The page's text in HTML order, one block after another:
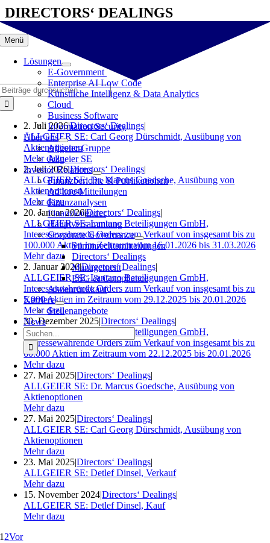
Zum
Inhalt
springen
Menü
Lösungen
E-Government
Enterprise AI Low Code
Künstliche Intelligenz & Data Analytics
Cloud
Business Software
Information Security
Über uns
Allgeier-Gruppe
Allgeier SE
Investor Relations
Finanzberichte & Publikationen
Ad hoc-Mitteilungen
Finanzanalysen
Finanzkalender
Hauptversammlung
Corporate Governance
Stimmrechtsmitteilungen
Directors‘ Dealings
Management
ESG & Compliance
Aktienrückkauf
Karriere
Stellenangebote
News
Suche
nach:
DIRECTORS‘ DEALINGS
2. Juli 2026|Directors‘ Dealings|
ALLGEIER SE: Carl Georg Dürschmidt, Ausübung von
Aktienoptionen
Mehr dazu
2. Juli 2026|Directors‘ Dealings|
ALLGEIER SE: Dr. Marcus Goedsche, Ausübung von
Aktienoptionen
Mehr dazu
20. Januar 2026|Directors‘ Dealings|
ALLGEIER SE: Lantano Beteiligungen GmbH,
Interessewahrende Orders zum Verkauf von insgesamt bis zu
100.000 Aktien im Zeitraum vom 16.01.2026 bis 31.03.2026
Mehr dazu
2. Januar 2026|Directors‘ Dealings|
ALLGEIER SE: Lantano Beteiligungen GmbH,
Interessewahrende Orders zum Verkauf von insgesamt bis zu
5.000 Aktien im Zeitraum vom 29.12.2025 bis 20.01.2026
Mehr dazu
30. Dezember 2025|Directors‘ Dealings|
ALLGEIER SE: Lantano Beteiligungen GmbH,
Interessewahrende Orders zum Verkauf von insgesamt bis zu
60.000 Aktien im Zeitraum vom 22.12.2025 bis 20.01.2026
Mehr dazu
27. Mai 2025|Directors‘ Dealings|
ALLGEIER SE: Dr. Marcus Goedsche, Ausübung von
Aktienoptionen
Mehr dazu
27. Mai 2025|Directors‘ Dealings|
ALLGEIER SE: Carl Georg Dürschmidt, Ausübung von
Aktienoptionen
Mehr dazu
23. Mai 2025|Directors‘ Dealings|
ALLGEIER SE: Detlef Dinsel, Verkauf
Mehr dazu
15. November 2024|Directors‘ Dealings|
ALLGEIER SE: Detlef Dinsel, Kauf
Mehr dazu
1 2Vor